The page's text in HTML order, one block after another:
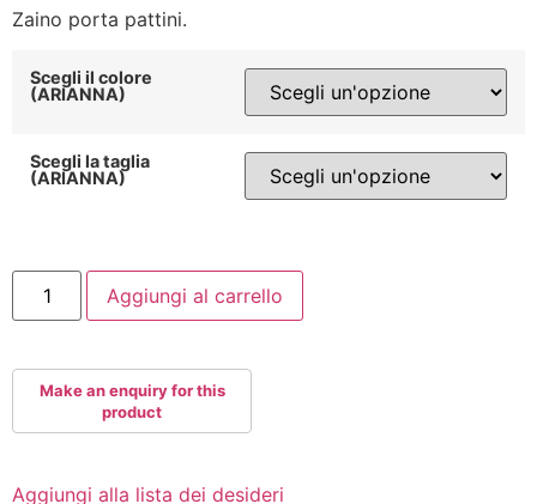
Zaino porta pattini.
Scegli il colore
(ARIANNA)
Scegli la taglia
(ARIANNA)
ZAINO
PORTA
PATTINI
SPORTS
quantità
Aggiungi al carrello
Aggiungi alla lista dei desideri